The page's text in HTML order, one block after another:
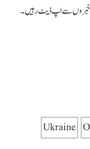
خبروں سے اپ ڈیٹ رہیں۔
Ukraine